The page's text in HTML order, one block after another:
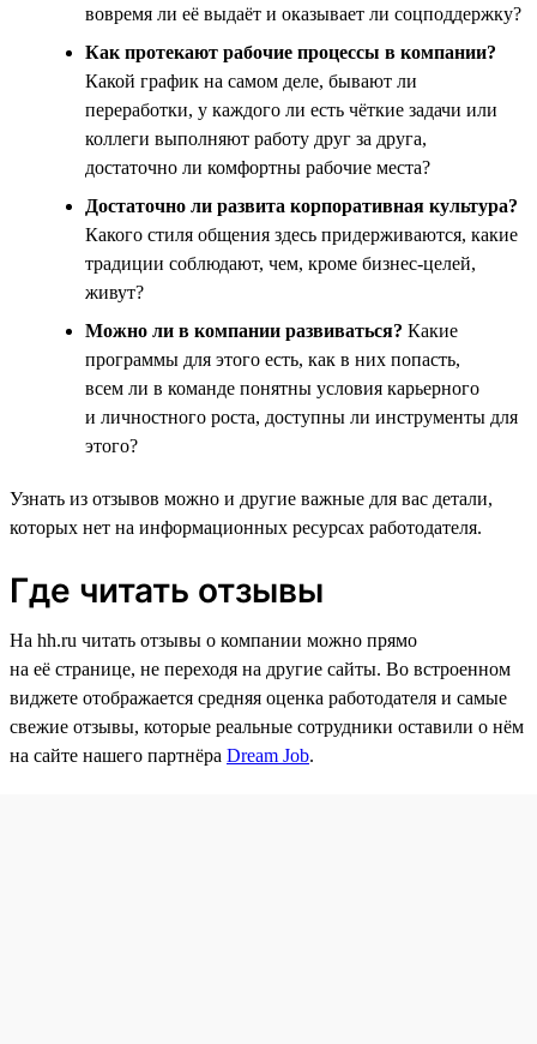
вовремя ли её выдаёт и оказывает ли соцподдержку?
Как протекают рабочие процессы в компании?
Какой график на самом деле, бывают ли
переработки, у каждого ли есть чёткие задачи или
коллеги выполняют работу друг за друга,
достаточно ли комфортны рабочие места?
Достаточно ли развита корпоративная культура?
Какого стиля общения здесь придерживаются, какие
традиции соблюдают, чем, кроме бизнес-целей,
живут?
Можно ли в компании развиваться? Какие
программы для этого есть, как в них попасть,
всем ли в команде понятны условия карьерного
и личностного роста, доступны ли инструменты для
этого?
Узнать из отзывов можно и другие важные для вас детали,
которых нет на информационных ресурсах работодателя.
Где читать отзывы
На hh.ru читать отзывы о компании можно прямо
на её странице, не переходя на другие сайты. Во встроенном
виджете отображается средняя оценка работодателя и самые
свежие отзывы, которые реальные сотрудники оставили о нём
на сайте нашего партнёра Dream Job.